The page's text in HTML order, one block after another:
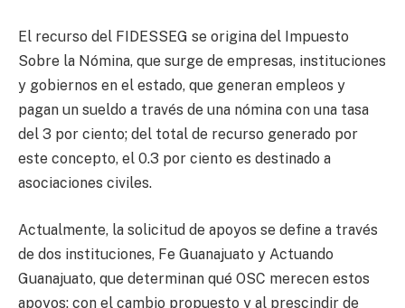
El recurso del FIDESSEG se origina del Impuesto
Sobre la Nómina, que surge de empresas, instituciones
y gobiernos en el estado, que generan empleos y
pagan un sueldo a través de una nómina con una tasa
del 3 por ciento; del total de recurso generado por
este concepto, el 0.3 por ciento es destinado a
asociaciones civiles.
Actualmente, la solicitud de apoyos se define a través
de dos instituciones, Fe Guanajuato y Actuando
Guanajuato, que determinan qué OSC merecen estos
apoyos; con el cambio propuesto y al prescindir de